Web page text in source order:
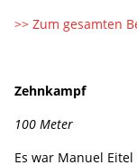
>> Zum gesamten
Zehnkampf
100 Meter
Es war Manuel